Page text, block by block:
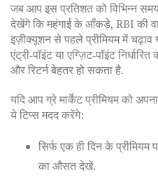
जब आप इस प्रतिशत को विभिन्न
देखेंगे कि महंगाई के आँकड़े, RBI की
इज़ीक्यूशन से पहले प्रीमियम में
एंट्री‑पॉइंट या एग्ज़िट‑पॉइंट
और रिटर्न बेहतर हो सकता है.
यदि आप ग्रे मार्केट प्रीमियम को
ये टिप्स मदद करेंगे:
सिर्फ एक ही दिन के
का औसत देखें.